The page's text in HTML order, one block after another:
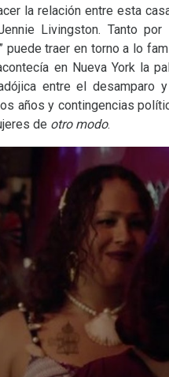
la relación entre esta
Livingston. Tanto
traer en torno a lo
en Nueva York la
entre el desamparo
años y contingencias
de otro modo.